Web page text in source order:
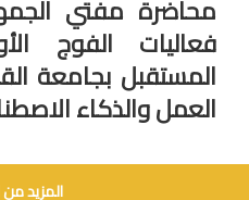
محاضرة مفتي
فعاليات الفوج
المستقبل بجامعة
العمل والذكاء
المزيد